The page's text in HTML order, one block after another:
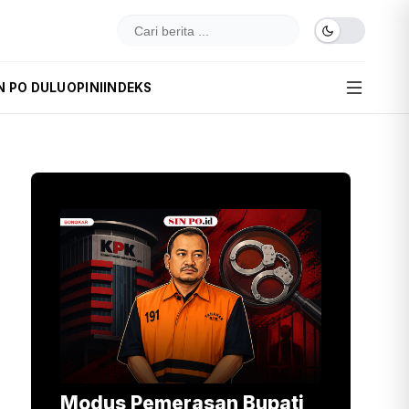
PO DULUOPINI INDEKS
Modus Pemerasan Bupati